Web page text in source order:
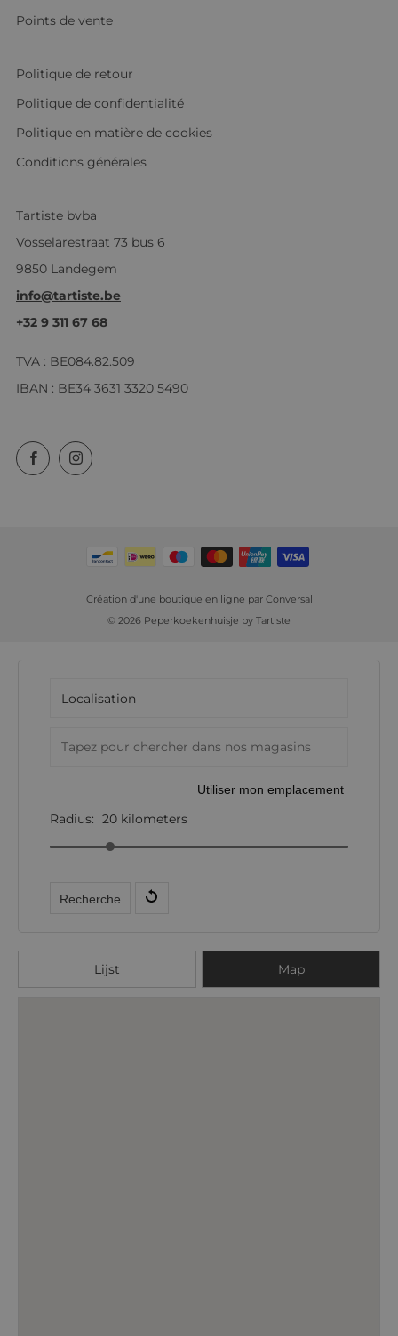
Points de vente
Politique de retour
Politique de confidentialité
Politique en matière de cookies
Conditions générales
Tartiste bvba
Vosselarestraat 73 bus 6
9850 Landegem
info@tartiste.be
+32 9 311 67 68
TVA : BE084.82.509
IBAN : BE34 3631 3320 5490
FacebookInstagram
Création d'une boutique en ligne par Conversal
© 2026 Peperkoekenhuisje by Tartiste
Utiliser mon emplacement
Radius: 20 kilometers
Recherche
Lijst Map